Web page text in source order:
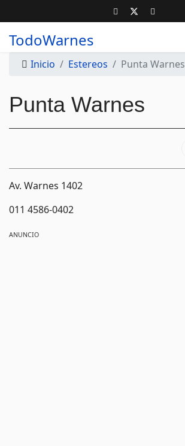
TodoWarnes
Inicio Estereos Punta Warnes
Punta Warnes
Av. Warnes 1402
011 4586-0402
ANUNCIO